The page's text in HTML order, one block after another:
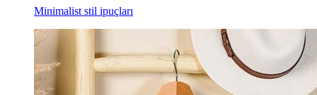
Minimalist stil ipuçları